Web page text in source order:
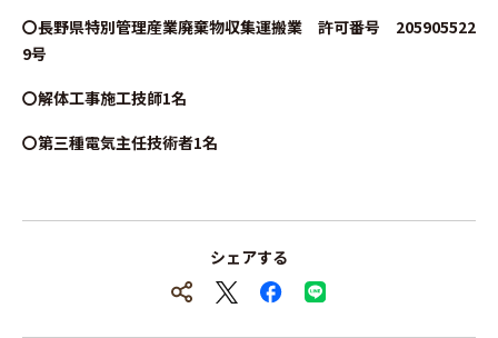
〇長野県特別管理産業廃棄物収集運搬業 許可番号 205905522
9号
〇解体工事施工技師1名
〇第三種電気主任技術者1名
シェアする